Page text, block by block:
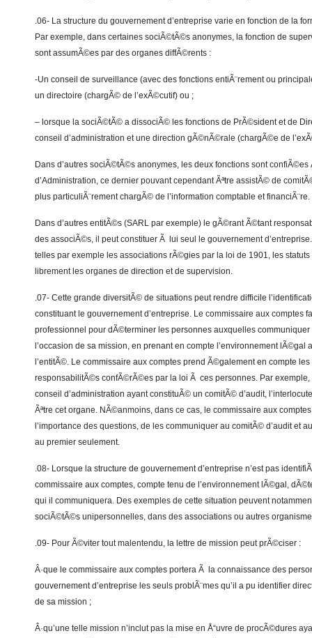
.06- La structure du gouvernement d’entreprise varie en fonction de la
Par exemple, dans certaines sociÃ©tÃ©s anonymes, la fonction de
sont assumÃ©es par des organes diffÃ©rents :
-Un conseil de surveillance (avec des fonctions entiÃ¨rement ou
un directoire (chargÃ© de l’exÃ©cutif) ou ;
– lorsque la sociÃ©tÃ© a dissociÃ© les fonctions de PrÃ©sident et de
conseil d’administration et une direction gÃ©nÃ©rale (chargÃ©e de
Dans d’autres sociÃ©tÃ©s anonymes, les deux fonctions sont
d’Administration, ce dernier pouvant cependant Ãªtre assistÃ© de
plus particuliÃ¨rement chargÃ© de l’information comptable et financiÃ¨re.
Dans d’autres entitÃ©s (SARL par exemple) le gÃ©rant Ã©tant
des associÃ©s, il peut constituer Ã lui seul le gouvernement
telles par exemple les associations rÃ©gies par la loi de 1901, les
librement les organes de direction et de supervision.
.07- Cette grande diversitÃ© de situations peut rendre difficile
constituant le gouvernement d’entreprise. Le commissaire aux comptes
professionnel pour dÃ©terminer les personnes auxquelles
l’occasion de sa mission, en prenant en compte l’environnement lÃ©gal
l’entitÃ©. Le commissaire aux comptes prend Ã©galement en compte
responsabilitÃ©s confÃ©rÃ©es par la loi Ã ces personnes. Par
conseil d’administration ayant constituÃ© un comitÃ© d’audit,
Ãªtre cet organe. NÃ©anmoins, dans ce cas, le commissaire aux
l’importance des questions, de les communiquer au comitÃ© d’audit et
au premier seulement.
.08- Lorsque la structure de gouvernement d’entreprise n’est pas
commissaire aux comptes, compte tenu de l’environnement lÃ©gal,
qui il communiquera. Des exemples de cette situation peuvent
sociÃ©tÃ©s unipersonnelles, dans des associations ou autres
.09- Pour Ã©viter tout malentendu, la lettre de mission peut prÃ©ciser :
Â·que le commissaire aux comptes portera Ã la connaissance des
gouvernement d’entreprise les seuls problÃ¨mes qu’il a pu identifier
de sa mission ;
Â·qu’une telle mission n’inclut pas la mise en Å“uvre de procÃ©dures